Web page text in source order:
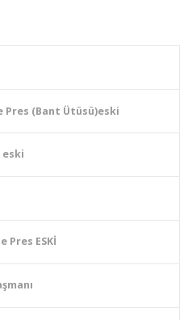
Pres (Bant Ütüsü)eski
eski
Pres ESKİ